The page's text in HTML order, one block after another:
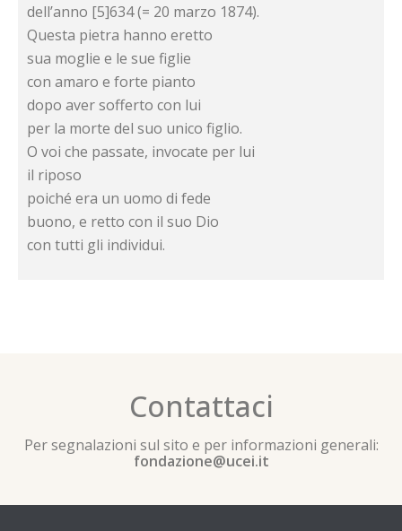
dell’anno [5]634 (= 20 marzo 1874).
Questa pietra hanno eretto
sua moglie e le sue figlie
con amaro e forte pianto
dopo aver sofferto con lui
per la morte del suo unico figlio.
O voi che passate, invocate per lui
il riposo
poiché era un uomo di fede
buono, e retto con il suo Dio
con tutti gli individui.
Contattaci
Per segnalazioni sul sito e per informazioni generali:
fondazione@ucei.it